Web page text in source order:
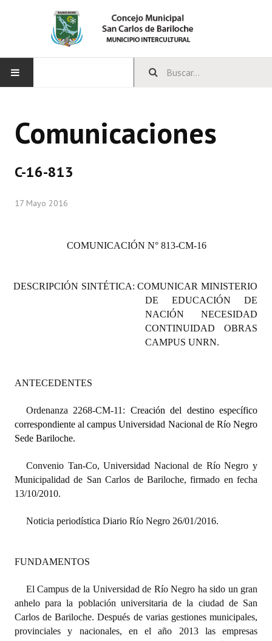
CONCEJO
Comisiones Permanentes
Programas
Carta Orgánica 2007
Reglamento Interno
Digesto
Organigrama
DOCUMENTOS
Informes de Gestión
Actas de Sesión
Informes de Unidad Coordinadora
Comunicaciones
C-16-813
17 Mayo 2016
COMUNICACIÓN N° 813-CM-16
DESCRIPCIÓN SINTÉTICA: COMUNICAR MINISTERIO
DE EDUCACIÓN DE
NACIÓN NECESIDAD
CONTINUIDAD OBRAS
CAMPUS UNRN.
ANTECEDENTES
Ordenanza 2268-CM-11: Creación del destino específico
correspondiente al campus Universidad Nacional de Río Negro
Sede Bariloche.
Convenio Tan-Co, Universidad Nacional de Río Negro y
Municipalidad de San Carlos de Bariloche, firmado en fecha
13/10/2010.
Noticia periodística Diario Río Negro 26/01/2016.
FUNDAMENTOS
El Campus de la Universidad de Río Negro ha sido un gran
anhelo para la población universitaria de la ciudad de San
Carlos de Bariloche. Después de varias gestiones municipales,
provinciales y nacionales, en el año 2013 las empresas